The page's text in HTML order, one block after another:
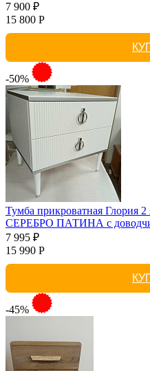
7 900 ₽
15 800 Р
-50%
Тумба прикроватная
СЕРЕБРО ПАТИНА с
7 995 ₽
15 990 Р
-45%